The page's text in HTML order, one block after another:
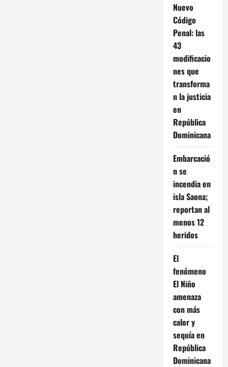
Nuevo
Código
Penal: las
43
modificacio
nes que
transforma
n la justicia
en
República
Dominicana
Embarcació
n se
incendia en
isla Saona;
reportan al
menos 12
heridos
El
fenómeno
El Niño
amenaza
con más
calor y
sequía en
República
Dominicana